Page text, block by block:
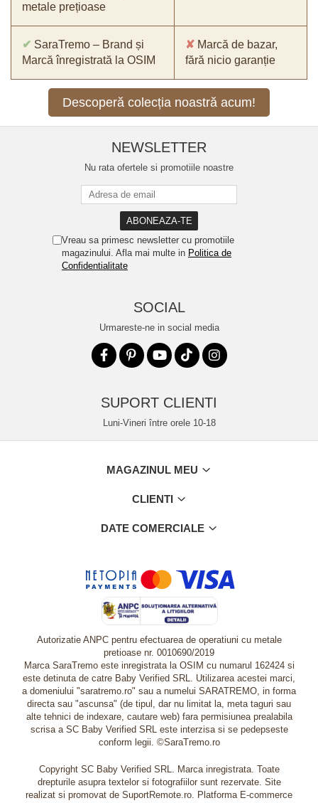
metale prețioase
✔ SaraTremo – Brand și
Marcă înregistrată la OSIM
✘ Marcă de bazar,
fără nicio garanție
Descoperă colecția noastră acum!
NEWSLETTER
Nu rata ofertele si promotiile noastre
Vreau sa primesc newsletter cu promotiile
magazinului. Afla mai multe in Politica de
Confidentialitate
SOCIAL
Urmareste-ne in social media
SUPORT CLIENTI
Luni-Vineri între orele 10-18
MAGAZINUL MEU
CLIENTI
DATE COMERCIALE
Autorizatie ANPC pentru efectuarea de operatiuni cu metale
pretioase nr. 0010690/2019
Marca SaraTremo este inregistrata la OSIM cu numarul 162424 si
este detinuta de catre Baby Verified SRL. Utilizarea acestei marci,
a domeniului "saratremo.ro" sau a numelui SARATREMO, in forma
directa sau "ascunsa" (de tipul, dar nu limitat la, meta taguri sau
alte tehnici de indexare, cautare web) fara permisiunea prealabila
scrisa a SC Baby Verified SRL este interzisa si se pedepseste
conform legii. ©SaraTremo.ro
Copyright SC Baby Verified SRL. Marca inregistrata. Toate
drepturile asupra textelor si fotografiilor sunt rezervate. Site
realizat si promovat de SuportRemote.ro. Platforma E-commerce